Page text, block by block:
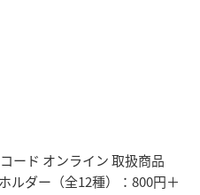
ード オンライン 取扱商品
ルダー（全12種）：800円＋